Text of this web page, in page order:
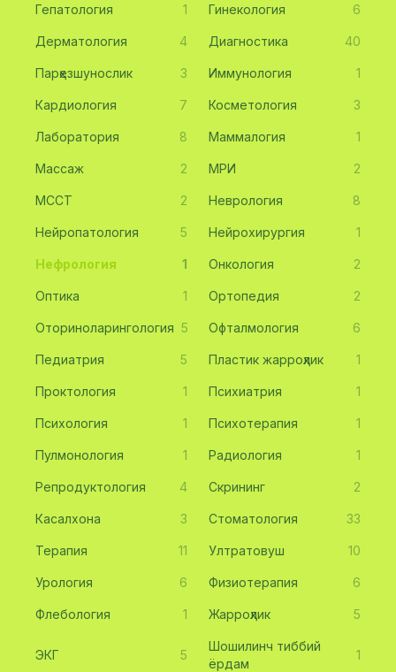
Гепатология 1 Гинекология 6
Дерматология 4 Диагностика 40
Парҳезшунослик 3 Иммунология 1
Кардиология 7 Косметология 3
Лаборатория 8 Маммалогия 1
Массаж 2 МРИ 2
МССТ 2 Неврология 8
Нейропатология 5 Нейрохирургия 1
Нефрология 1 Онкология 2
Оптика 1 Ортопедия 2
Оториноларингология 5 Офталмология 6
Педиатрия 5 Пластик жарроҳлик 1
Проктология 1 Психиатрия 1
Психология 1 Психотерапия 1
Пулмонология 1 Радиология 1
Репродуктология 4 Скрининг 2
Касалхона 3 Стоматология 33
Терапия 11 Ултратовуш 10
Урология 6 Физиотерапия 6
Флебология 1 Жарроҳлик 5
ЭКГ 5
Шошилинч тиббий
ёрдам
1